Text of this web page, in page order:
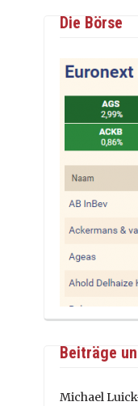
Die Börse
Beiträge
Michael